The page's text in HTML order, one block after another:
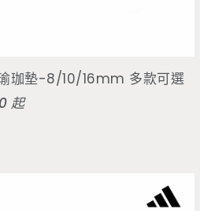
選擇選項
珈墊-8/10/16mm 多款可選
起